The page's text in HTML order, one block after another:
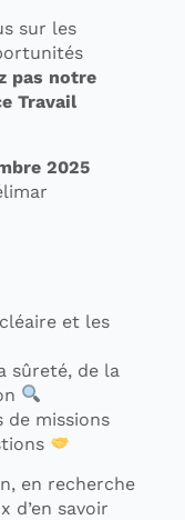
sur les
pas notre
Travail
2025
et les
sûreté, de la
de missions
en recherche
d’en savoir